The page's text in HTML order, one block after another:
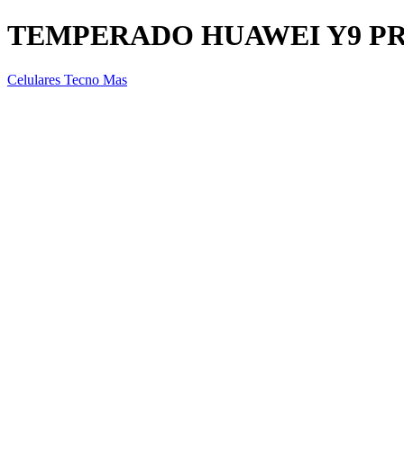
TEMPERADO HUAWEI Y9
Celulares Tecno Mas